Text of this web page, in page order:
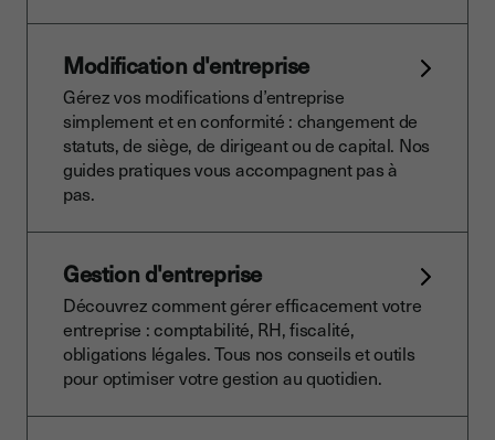
Modification d'entreprise
Gérez vos modifications d’entreprise
simplement et en conformité : changement de
statuts, de siège, de dirigeant ou de capital. Nos
guides pratiques vous accompagnent pas à
pas.
Gestion d'entreprise
Découvrez comment gérer efficacement votre
entreprise : comptabilité, RH, fiscalité,
obligations légales. Tous nos conseils et outils
pour optimiser votre gestion au quotidien.